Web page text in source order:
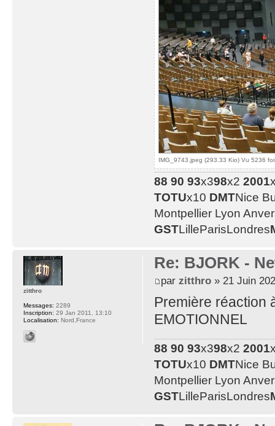
IMG_9743.jpeg (293.33 Kio) Vu 5236
88 90 93x398x2 2001
TOTUx10 DMTNice
Montpellier Lyon
GSTLilleParisLondres
Re: BJORK -
par zitthro» 21 Juin
Première réaction
EMOTIONNEL
88 90 93x398x2 2001
TOTUx10 DMTNice
Montpellier Lyon
GSTLilleParisLondres
zitthro
Messages: 2289
Inscription: 29 Jan 2011, 13:10
Localisation: Nord,France